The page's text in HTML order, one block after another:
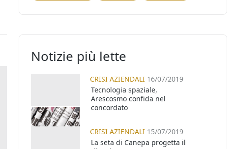
Notizie più lette
CRISI AZIENDALI 16/07/2019
Tecnologia spaziale,
Arescosmo confida nel
concordato
CRISI AZIENDALI 15/07/2019
La seta di Canepa progetta il